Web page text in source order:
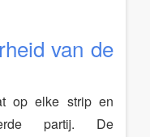
van de
op elke strip en
partij. De